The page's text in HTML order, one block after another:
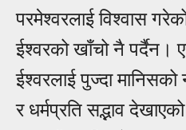
परमेश्वरलाई विश्वास
ईश्वरको खाँचो नै पर्दैन।
ईश्वरलाई पुज्दा
र धर्मप्रति सद्भाव